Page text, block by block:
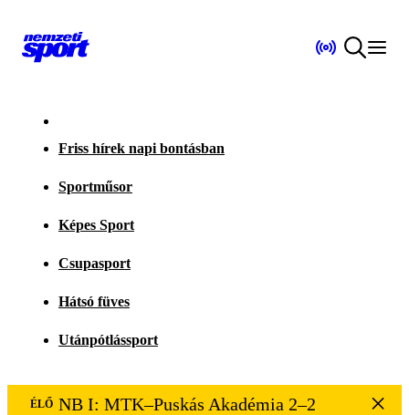
Friss hírek napi bontásban
Sportműsor
Képes Sport
Csupasport
Hátsó füves
Utánpótlássport
ÉLŐ NB I: MTK–Puskás Akadémia 2–2